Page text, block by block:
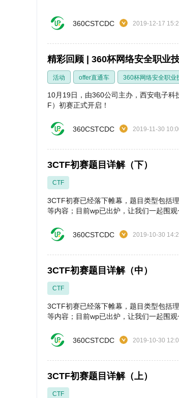
360CSTCDC 2019-12-17
精彩回顾 | 360杯网络安全职业
活动 offer直通车 360杯网络安全职业
10月19日，由360公司主办，西安电子
F）初赛正式开启！
360CSTCDC 2019-11-30
3CTF初赛题目详解（下）
CTF
3CTF初赛已经落下帷幕，题目类型包括
等内容；目前wp已出炉，让我们一起围观
360CSTCDC 2019-10-30
3CTF初赛题目详解（中）
CTF
3CTF初赛已经落下帷幕，题目类型包括
等内容；目前wp已出炉，让我们一起围观
360CSTCDC 2019-10-30
3CTF初赛题目详解（上）
CTF